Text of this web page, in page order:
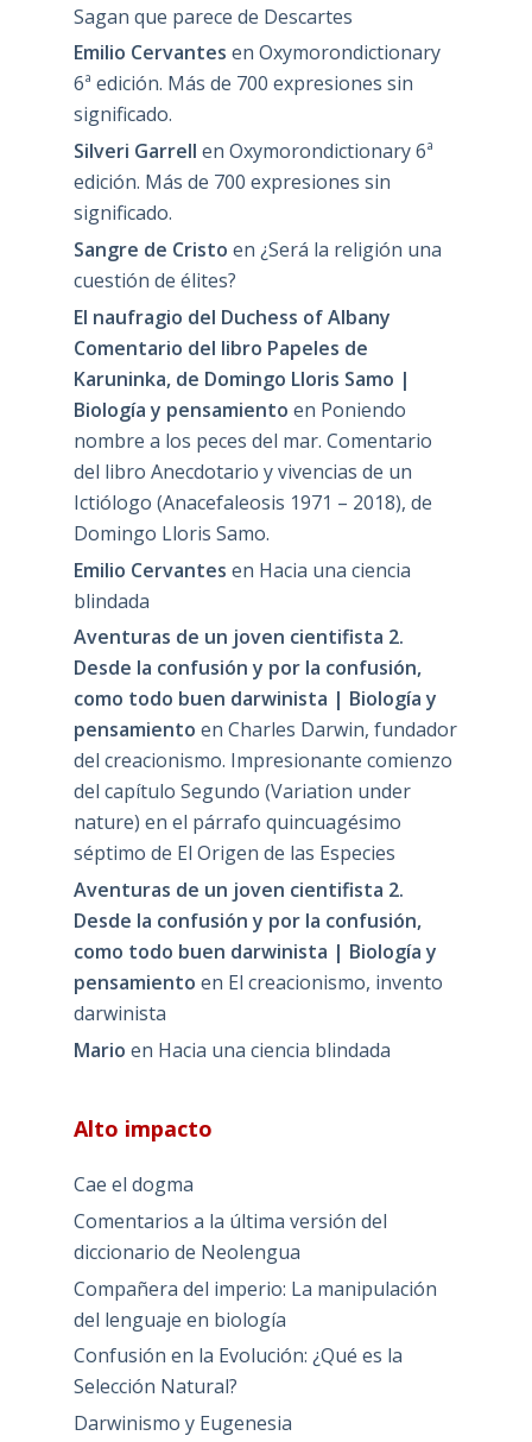
Sagan que parece de Descartes
Emilio Cervantes en Oxymorondictionary
6ª edición. Más de 700 expresiones sin
significado.
Silveri Garrell en Oxymorondictionary 6ª
edición. Más de 700 expresiones sin
significado.
Sangre de Cristo en ¿Será la religión una
cuestión de élites?
El naufragio del Duchess of Albany
Comentario del libro Papeles de
Karuninka, de Domingo Lloris Samo |
Biología y pensamiento en Poniendo
nombre a los peces del mar. Comentario
del libro Anecdotario y vivencias de un
Ictiólogo (Anacefaleosis 1971 – 2018), de
Domingo Lloris Samo.
Emilio Cervantes en Hacia una ciencia
blindada
Aventuras de un joven cientifista 2.
Desde la confusión y por la confusión,
como todo buen darwinista | Biología y
pensamiento en Charles Darwin, fundador
del creacionismo. Impresionante comienzo
del capítulo Segundo (Variation under
nature) en el párrafo quincuagésimo
séptimo de El Origen de las Especies
Aventuras de un joven cientifista 2.
Desde la confusión y por la confusión,
como todo buen darwinista | Biología y
pensamiento en El creacionismo, invento
darwinista
Mario en Hacia una ciencia blindada
Alto impacto
Cae el dogma
Comentarios a la última versión del
diccionario de Neolengua
Compañera del imperio: La manipulación
del lenguaje en biología
Confusión en la Evolución: ¿Qué es la
Selección Natural?
Darwinismo y Eugenesia